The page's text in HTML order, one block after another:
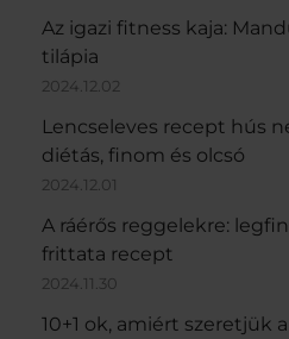
Az igazi fitness kaja:
tilápia
2024.12.02
Lencseleves recept hús
diétás, finom és olcsó
2024.12.01
A ráérős reggelekre:
frittata recept
2024.11.30
10+1 ok, amiért szeretjük